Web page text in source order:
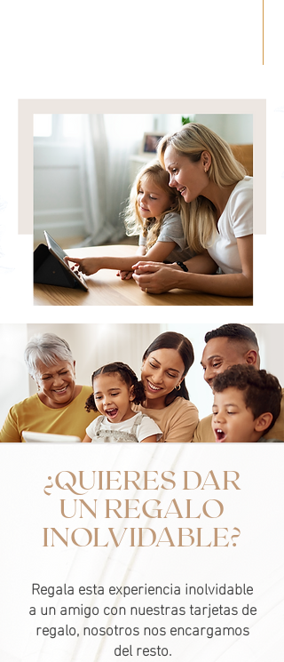
¿QUIERES DAR
UN REGALO
INOLVIDABLE?
Regala esta experiencia inolvidable
a un amigo con nuestras tarjetas de
regalo, nosotros nos encargamos
del resto.